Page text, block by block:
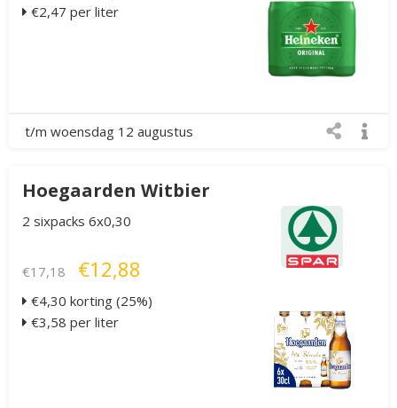
€2,47 per liter
t/m woensdag 12 augustus
Hoegaarden Witbier
2 sixpacks 6x0,30
€17,18 €12,88
€4,30 korting (25%)
€3,58 per liter